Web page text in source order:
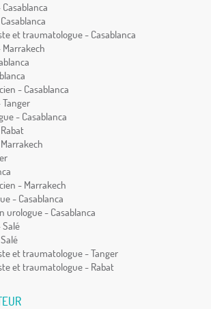
et traumatologue - Casablanca
- Casablanca
- Casablanca
- Marrakech
- Casablanca
urologue - Casablanca
et traumatologue - Tanger
et traumatologue - Rabat